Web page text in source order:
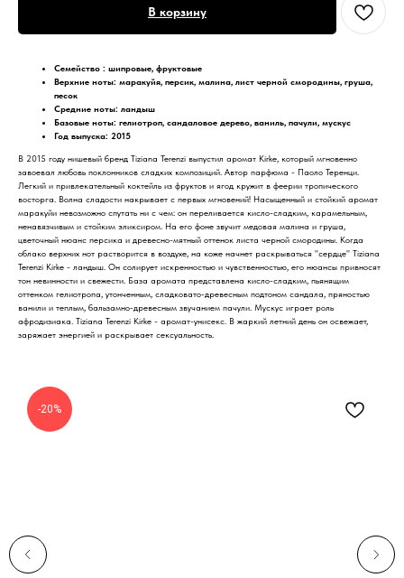
В корзину
Семейство : шипровые, фруктовые
Верхние ноты: маракуйя, персик, малина, лист черной смородины, груша,
песок
Средние ноты: ландыш
Базовые ноты: гелиотроп, сандаловое дерево, ваниль, пачули, мускус
Год выпуска: 2015
В 2015 году нишевый бренд Tiziana Terenzi выпустил аромат Kirke, который мгновенно
завоевал любовь поклонников сладких композиций. Автор парфюма - Паоло Теренци.
Легкий и привлекательный коктейль из фруктов и ягод кружит в феерии тропического
восторга. Волна сладости накрывает с первых мгновений! Насыщенный и стойкий аромат
маракуйи невозможно спутать ни с чем: он переливается кисло-сладким, карамельным,
ненавязчивым и стойким эликсиром. На его фоне звучит медовая малина и груша,
цветочный нюанс персика и древесно-мятный оттенок листа черной смородины. Когда
облако верхних нот растворится в воздухе, на коже начнет раскрываться "сердце" Tiziana
Terenzi Kirke - ландыш. Он солирует искренностью и чувственностью, его нюансы привносят
тон невинности и свежести. База аромата представлена кисло-сладким, пьянящим
оттенком гелиотропа, утонченным, сладковато-древесным подтоном сандала, пряностью
ванили и теплым, бальзамно-древесным звучанием пачули. Мускус играет роль
афродизиака. Tiziana Terenzi Kirke - аромат-унисекс. В жаркий летний день он освежает,
заряжает энергией и раскрывает сексуальность.
-20%